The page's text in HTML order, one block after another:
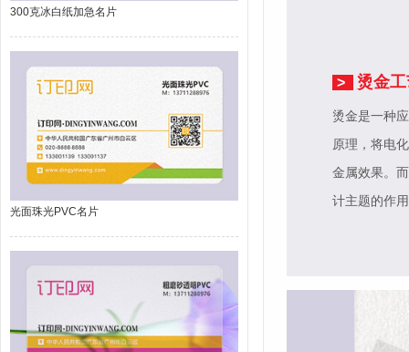
300克冰白纸加急名片
光面珠光PVC名片
> 烫金
烫金是一种
原理，将电
金属效果。
计主题的作